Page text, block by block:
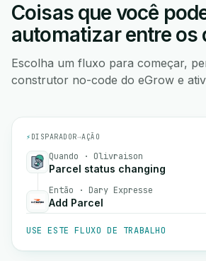
Coisas que você
automatizar entre os
Escolha um fluxo para começar,
construtor no-code do eGrow e
⚡ DISPARADOR→AÇÃO
Quando · Olivraison
Parcel status changing
Então · Dary Expresse
Add Parcel
USE ESTE FLUXO DE TRABALHO